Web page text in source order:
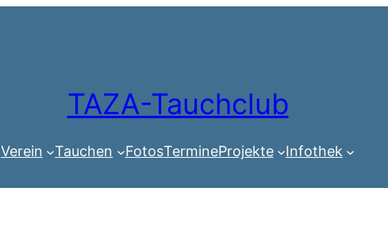
TAZA-Tauchclub
Verein Tauchen FotosTermineProjekte Infothek